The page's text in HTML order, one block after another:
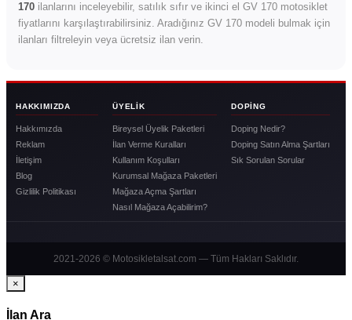
170 ilanlarını inceleyebilir, satılık sıfır ve ikinci el GV 170 motosiklet
fiyatlarını karşılaştırabilirsiniz. Aradığınız GV 170 modeli bulmak için
ilanları filtreleyin veya ücretsiz ilan verin.
HAKKIMIZDA
Hakkımızda
Reklam
İletişim
Blog
Gizlilik Politikası
ÜYELIK
Bireysel Üyelik Paketleri
İlan Verme Kuralları
Kullanım Koşulları
Kurumsal Mağaza Paketleri
Mağaza Açma Şartları
Nasıl Mağaza Açabilirim?
DOPING
Doping Nedir?
Doping Satın Alma Şartları
Sık Sorulan Sorular
2021-2026 © Motosikletalsat.com — Tüm Hakları Saklıdır.
×
İlan Ara